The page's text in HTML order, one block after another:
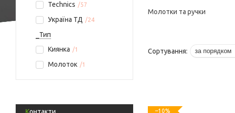
Technics 57
Україна ТД 24
_Тип
Киянка
1
Молоток 1
Молотки та ручки
–10%